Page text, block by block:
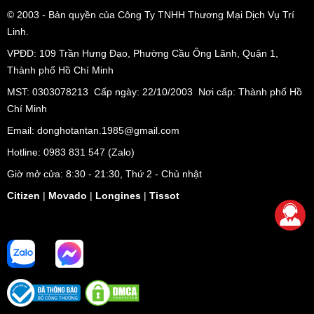
Với những ưu điểm nổi bật trên, Movado 0607007 rất thích
chiếc đồng hồ này có thể đi cùng các chàng trai ở mọi hoàn
cảnh cùng với những trang phục mang phong cách khác
nhau khi đi làm, đi chơi. Một chiếc đồng hồ dây da màu đen
luôn có thể giúp một chàng trai thành một quý ông, đặc biệt
khi phối cùng một bộ vest chỉn chu hay một chiếc blazer chỉn
chu.
Khi mua đồng hồ Movado máy Automatic tại Tân Tân, quý
khách được hỗ trợ giao hàng miễn phí cùng thời gian bảo
© 2003 - Bản quyền của Công Ty TNHH Thương Mại Dịch Vụ Trí
Linh.
VPĐD: 109 Trần Hưng Đạo, Phường Cầu Ông Lãnh, Quận 1,
Thành phố Hồ Chí Minh
MST: 0303078213 Cấp ngày: 22/10/2003 Nơi cấp: Thành phố Hồ
Chí Minh
Email: donghotantan.1985@gmail.com
Hotline: 0983 831 547 (Zalo)
Giờ mở cửa: 8:30 - 21:30, Thứ 2 - Chủ nhật
Citizen | Movado | Longines | Tissot